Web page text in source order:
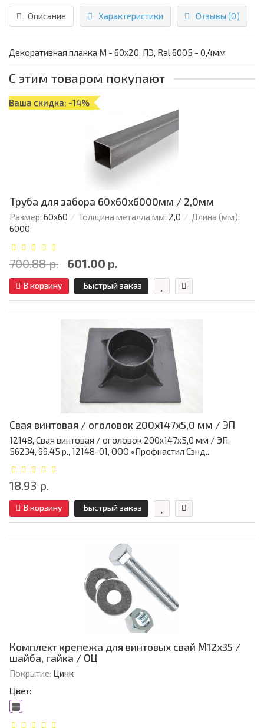
Описание Характеристики Отзывы (0)
Декоративная планка М - 60х20, ПЭ, Ral 6005 - 0,4мм
С этим товаром покупают
Ваша скидка: -14%
Труба для забора 60х60x6000мм / 2,0мм
Размер: 60х60 Толщина металла,мм: 2,0
Длина (мм):
6000
700.88 р. 601.00 р.
В корзину Быстрый заказ
Свая винтовая / оголовок 200x147x5,0 мм / ЭП
12148, Свая винтовая / оголовок 200x147x5,0 мм / ЭП,
56234, 99.45 р., 12148-01, ООО «Профнастил Сэнд..
18.93 р.
В корзину Быстрый заказ
Комплект крепежа для винтовых свай М12х35 /
шайба, гайка / ОЦ
Покрытие: Цинк
Цвет: